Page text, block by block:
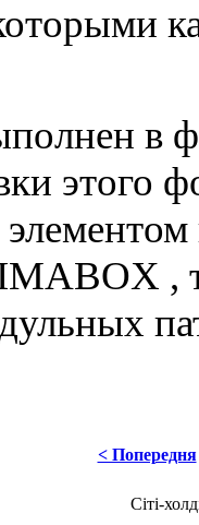
в
этого
,
< Попередня
Сіті-